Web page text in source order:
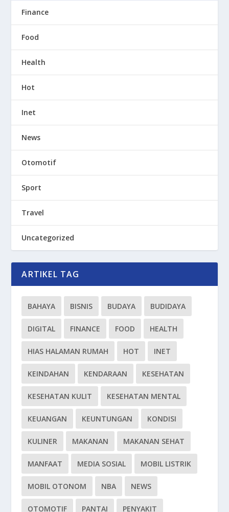
Finance
Food
Health
Hot
Inet
News
Otomotif
Sport
Travel
Uncategorized
ARTIKEL TAG
BAHAYA BISNIS BUDAYA BUDIDAYA
DIGITAL FINANCE FOOD HEALTH
HIAS HALAMAN RUMAH HOT INET
KEINDAHAN KENDARAAN KESEHATAN
KESEHATAN KULIT KESEHATAN MENTAL
KEUANGAN KEUNTUNGAN KONDISI
KULINER MAKANAN MAKANAN SEHAT
MANFAAT MEDIA SOSIAL MOBIL LISTRIK
MOBIL OTONOM NBA NEWS
OTOMOTIF PANTAI PENYAKIT